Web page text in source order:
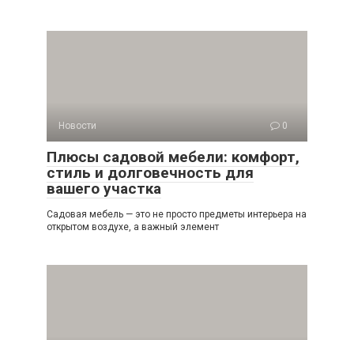
Новости 0
Плюсы садовой мебели: комфорт,
стиль и долговечность для
вашего участка
Садовая мебель — это не просто предметы интерьера на
открытом воздухе, а важный элемент